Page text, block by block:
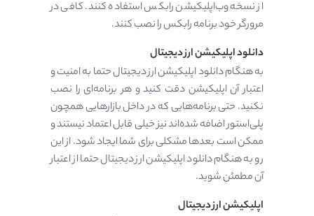
از نسخه وب‌اپلیکیشن رابکس استفاده کنند. کافی در
مرورگر خود برنامه رابکس را نصب کنند.
دانلود اپلیکیشن ارز دیجیتال
به هنگام دانلود اپلیکیشن ارز دیجیتال حتما به امنیت و
اعتبار آن اپلیکیشن دقت کنید و هر برنامه‌ای را نصب
نکنید. حتی برنامه‌هایی که در داخل بازارهایی همچون
پلی‌استور اضافه شده‌اند نیز خیلی قابل اعتماد نیستند و
ممکن است بعدها مشکلی برای شما ایجاد شود. از این
رو به هنگام دانلود اپلیکیشن ارز دیجیتال حتما از اعتبار
آن مطمئن شوید.
اپلیکیشن ارز دیجیتال